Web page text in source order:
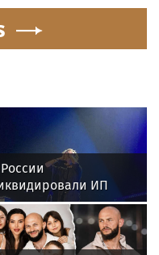
ИП
Земфиры